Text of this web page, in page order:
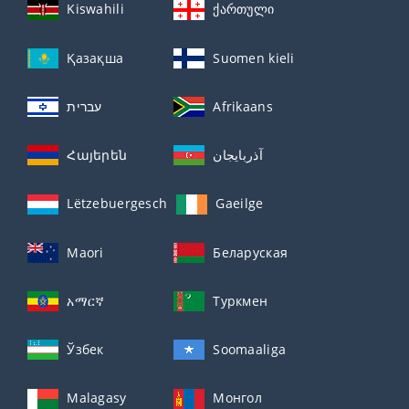
Kiswahili ქართული
Қазақша Suomen kieli
עברית Afrikaans
Հայերեն آذربايجان
Lëtzebuergesch Gaeilge
Maori Беларуская
አማርኛ Туркмен
Ўзбек Soomaaliga
Malagasy Монгол